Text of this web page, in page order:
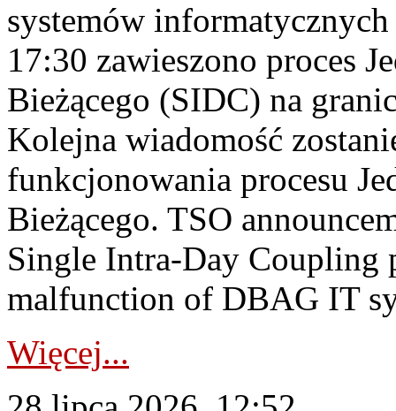
systemów
17:30 zawieszono proces
Bieżącego (SIDC) na
Kolejna wiadomość
funkcjonowania procesu
Bieżącego. TSO
Single Intra-Day Coupling
malfunction of DBAG IT
Więcej...